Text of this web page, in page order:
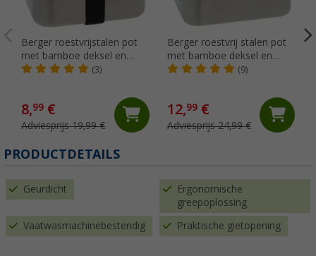
Berger roestvrijstalen pot
met bamboe deksel en
elastiek 800 ml (3)
8,99 €
Adviesprijs 19,99 €
Berger roestvrij stalen pot
met bamboe deksel en
hanger 1200 ml (9)
12,99€
Adviesprijs 24,99 €
PRODUCTDETAILS
Geurdicht
Ergonomische
greepoplossing
Vaatwasmachinebestendig Praktische gietopening